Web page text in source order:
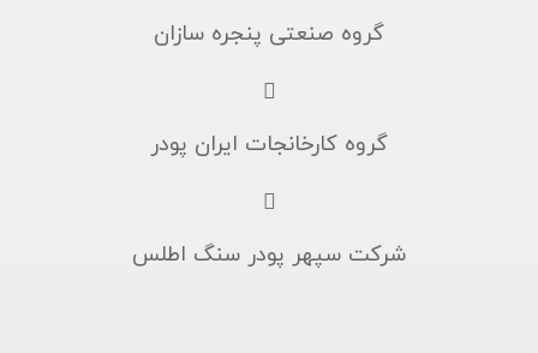
گروه صنعتی پنجره سازان
گروه کارخانجات ایران پودر
شرکت سپهر پودر سنگ اطلس